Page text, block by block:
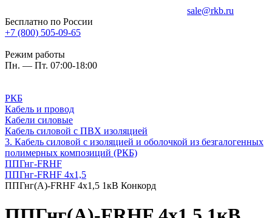
sale@rkb.ru
Бесплатно по России
+7 (800) 505-09-65
Режим работы
Пн. — Пт. 07:00-18:00
РКБ
Кабель и провод
Кабели силовые
Кабель силовой с ПВХ изоляцией
3. Кабель силовой с изоляцией и оболочкой из безгалогенных
полимерных композиций (РКБ)
ППГнг-FRHF
ППГнг-FRHF 4х1,5
ППГнг(А)-FRHF 4х1,5 1кВ Конкорд